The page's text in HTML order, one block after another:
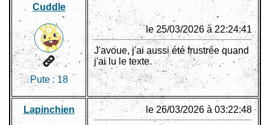
Cuddle
Pute :18
le 25/03/2026 à 22:24:41
J'avoue, j'ai aussi été frustrée quand
j'ai lu le texte.
Lapinchien le 26/03/2026 à 03:22:48